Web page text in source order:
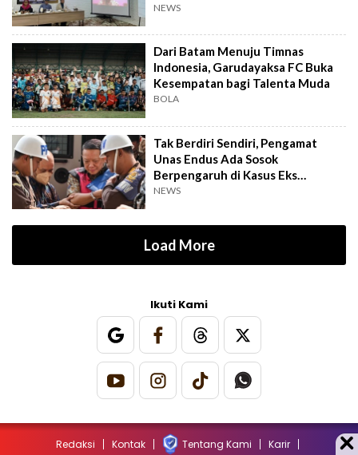
NEWS
Dari Batam Menuju Timnas
Indonesia, Garudayaksa FC Buka
Kesempatan bagi Talenta Muda
BOLA
Tak Berdiri Sendiri, Pengamat
Unas Endus Ada Sosok
Berpengaruh di Kasus Eks
Jampidsus
NEWS
Load More
Ikuti Kami
Redaksi Kontak Tentang Kami Karir